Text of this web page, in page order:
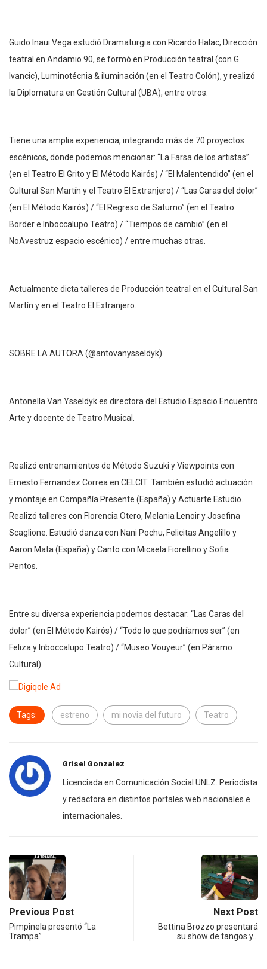
Guido Inaui Vega estudió Dramaturgia con Ricardo Halac; Dirección
teatral en Andamio 90, se formó en Producción teatral (con G.
Ivancic), Luminotécnia & iluminación (en el Teatro Colón), y realizó
la Diplomatura en Gestión Cultural (UBA), entre otros.
Tiene una amplia experiencia, integrando más de 70 proyectos
escénicos, donde podemos mencionar: “La Farsa de los artistas”
(en el Teatro El Grito y El Método Kairós) / “El Malentendido” (en el
Cultural San Martín y el Teatro El Extranjero) / “Las Caras del dolor”
(en El Método Kairós) / “El Regreso de Saturno” (en el Teatro
Border e Inboccalupo Teatro) / “Tiempos de cambio” (en el
NoAvestruz espacio escénico) / entre muchas otras.
Actualmente dicta talleres de Producción teatral en el Cultural San
Martín y en el Teatro El Extranjero.
SOBRE LA AUTORA (@antovanysseldyk)
Antonella Van Ysseldyk es directora del Estudio Espacio Encuentro
Arte y docente de Teatro Musical.
Realizó entrenamientos de Método Suzuki y Viewpoints con
Ernesto Fernandez Correa en CELCIT. También estudió actuación
y montaje en Compañía Presente (España) y Actuarte Estudio.
Realizó talleres con Florencia Otero, Melania Lenoir y Josefina
Scaglione. Estudió danza con Nani Pochu, Felicitas Angelillo y
Aaron Mata (España) y Canto con Micaela Fiorellino y Sofia
Pentos.
Entre su diversa experiencia podemos destacar: “Las Caras del
dolor” (en El Método Kairós) / “Todo lo que podríamos ser” (en
Feliza y Inboccalupo Teatro) / “Museo Vouyeur” (en Páramo
Cultural).
Tags: estreno mi novia del futuro Teatro
Grisel Gonzalez
Licenciada en Comunicación Social UNLZ. Periodista
y redactora en distintos portales web nacionales e
internacionales.
Previous Post
Pimpinela presentó “La
Trampa”
Next Post
Bettina Brozzo presentará
su show de tangos y…